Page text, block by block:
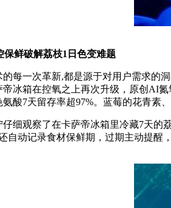
鲜破解荔枝1日色变难题
一次革新,都是源于对用户需求的洞
冰箱在控氧之上再次升级，原创AI
酸7天留存率超97%。蓝莓的花青素
观察了在卡萨帝冰箱里冷藏7天的荔
自动记录食材保鲜期，过期主动提醒